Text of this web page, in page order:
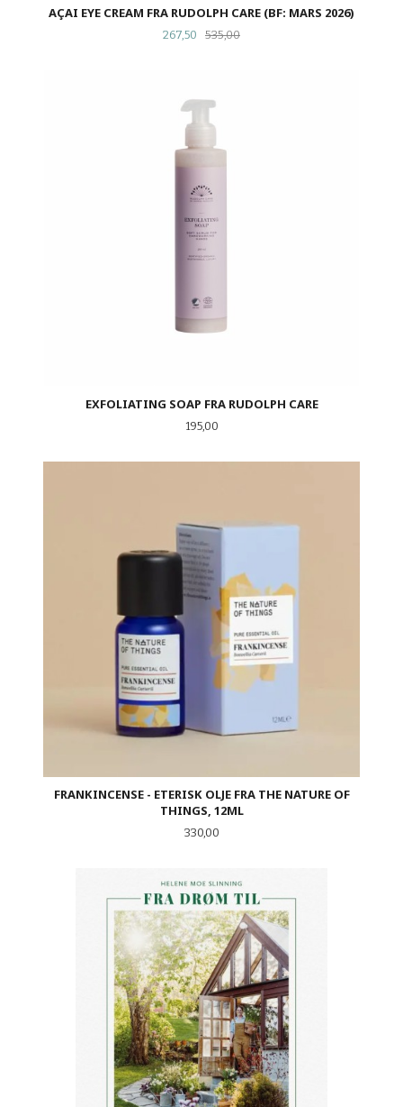
AÇAI EYE CREAM FRA RUDOLPH CARE (BF: MARS 2026)
Tilbud
267,50 535,00Rabatt
EXFOLIATING SOAP FRA RUDOLPH CARE
Pris
195,00
FRANKINCENSE - ETERISK OLJE FRA THE NATURE OF
THINGS, 12ML
Pris
330,00